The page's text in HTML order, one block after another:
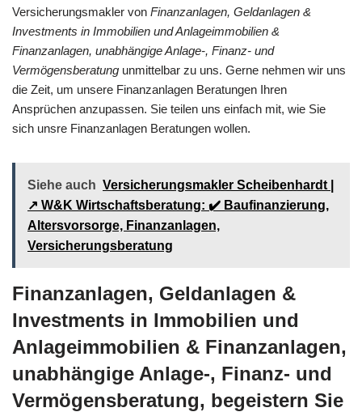
Versicherungsmakler von Finanzanlagen, Geldanlagen &
Investments in Immobilien und Anlageimmobilien &
Finanzanlagen, unabhängige Anlage-, Finanz- und
Vermögensberatung unmittelbar zu uns. Gerne nehmen wir uns
die Zeit, um unsere Finanzanlagen Beratungen Ihren
Ansprüchen anzupassen. Sie teilen uns einfach mit, wie Sie
sich unsre Finanzanlagen Beratungen wollen.
Siehe auch Versicherungsmakler Scheibenhardt |
↗️ W&K Wirtschaftsberatung: ✔️ Baufinanzierung,
Altersvorsorge, Finanzanlagen,
Versicherungsberatung
Finanzanlagen, Geldanlagen &
Investments in Immobilien und
Anlageimmobilien & Finanzanlagen,
unabhängige Anlage-, Finanz- und
Vermögensberatung, begeistern Sie